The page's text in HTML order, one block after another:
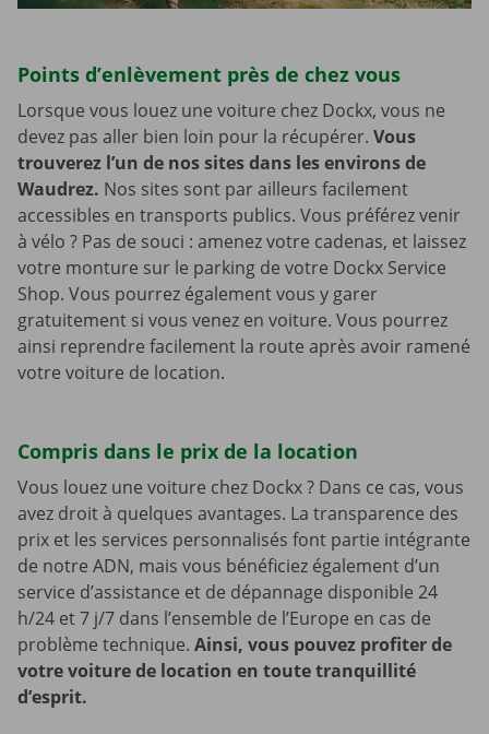
Points d’enlèvement près de chez vous
Lorsque vous louez une voiture chez Dockx, vous ne
devez pas aller bien loin pour la récupérer. Vous
trouverez l’un de nos sites dans les environs de
Waudrez. Nos sites sont par ailleurs facilement
accessibles en transports publics. Vous préférez venir
à vélo ? Pas de souci : amenez votre cadenas, et laissez
votre monture sur le parking de votre Dockx Service
Shop. Vous pourrez également vous y garer
gratuitement si vous venez en voiture. Vous pourrez
ainsi reprendre facilement la route après avoir ramené
votre voiture de location.
Compris dans le prix de la location
Vous louez une voiture chez Dockx ? Dans ce cas, vous
avez droit à quelques avantages. La transparence des
prix et les services personnalisés font partie intégrante
de notre ADN, mais vous bénéficiez également d’un
service d’assistance et de dépannage disponible 24
h/24 et 7 j/7 dans l’ensemble de l’Europe en cas de
problème technique. Ainsi, vous pouvez profiter de
votre voiture de location en toute tranquillité
d’esprit.